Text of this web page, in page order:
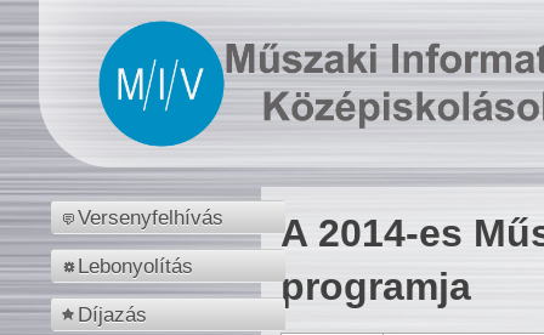
Versenyfelhívás
Lebonyolítás
Díjazás
A 2014-es
programja